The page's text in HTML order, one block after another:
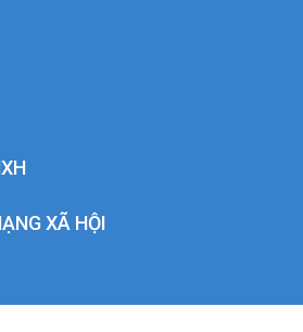
XÃ HỘI